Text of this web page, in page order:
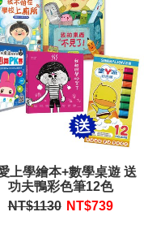
上學繪本+數學桌遊 送
功夫鴨彩色筆12色
NT$1130 NT$739